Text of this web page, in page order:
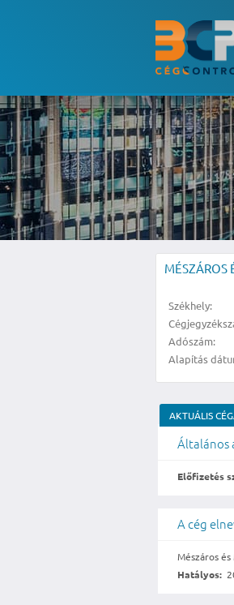
A részletes
MÉSZÁROS
Székhely:
Adószám:
Alapítás
AKTUÁLIS
Általános
Előfizetés
A cég
Mészáros
Hatályos: